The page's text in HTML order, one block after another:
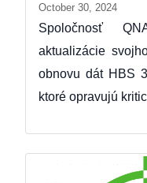
October 30, 2024
Spoločnosť
aktualizácie
obnovu dát HBS
ktoré opravujú